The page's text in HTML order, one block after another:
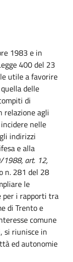
1983 e in
400 del 23
utile a favorire
delle
di
relazione agli
nelle
indirizzi
e alla
1988, art. 12,
n. 281 del 28
le
per i rapporti tra
di Trento e
comune
si riunisce in
ed autonomie